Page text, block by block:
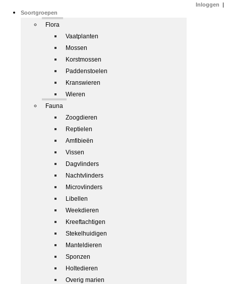
Soortgroepen
Flora
Vaatplanten
Mossen
Korstmossen
Paddenstoelen
Kranswieren
Wieren
Fauna
Zoogdieren
Reptielen
Amfibieën
Vissen
Dagvlinders
Nachtvlinders
Microvlinders
Libellen
Weekdieren
Kreeftachtigen
Stekelhuidigen
Manteldieren
Sponzen
Holtedieren
Overig marien
Inloggen |